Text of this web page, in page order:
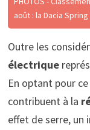
août : la Dacia
Outre les
électrique
En optant pour
contribuent à la
effet de serre,